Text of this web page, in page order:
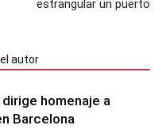
estrangular un puerto
autor
homenaje a
Barcelona